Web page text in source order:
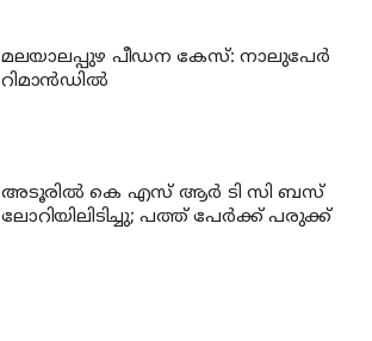
മലയാലപ്പുഴ പീഡന കേസ്: നാലുപേര്‍
റിമാന്‍ഡില്‍
അടൂരില്‍ കെ എസ് ആര്‍ ടി സി ബസ്
ലോറിയിലിടിച്ചു; പത്ത് പേര്‍ക്ക് പരുക്ക്